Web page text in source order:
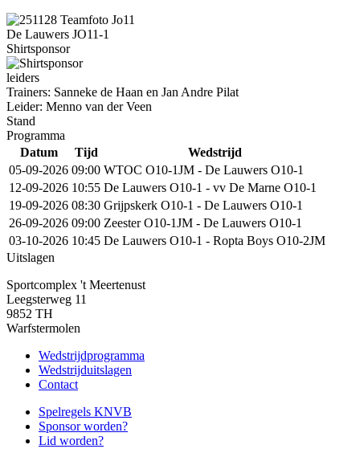
De Lauwers JO11-1
Shirtsponsor
leiders
Trainers: Sanneke de Haan en Jan Andre Pilat
Leider: Menno van der Veen
Stand
Programma
Datum
Tijd
Wedstrijd
05-09-2026 09:00 WTOC O10-1JM - De Lauwers O10-1
12-09-2026 10:55 De Lauwers O10-1 - vv De Marne O10-1
19-09-2026 08:30 Grijpskerk O10-1 - De Lauwers O10-1
26-09-2026 09:00 Zeester O10-1JM - De Lauwers O10-1
03-10-2026 10:45 De Lauwers O10-1 - Ropta Boys O10-2JM
Uitslagen
Sportcomplex 't Meertenust
Leegsterweg 11
9852 TH
Warfstermolen
Wedstrijdprogramma
Wedstrijduitslagen
Contact
Spelregels KNVB
Sponsor worden?
Lid worden?